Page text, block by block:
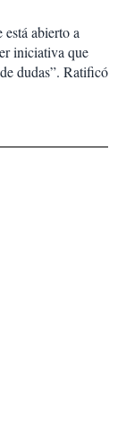
abierto a
iniciativa que
dudas”. Ratificó